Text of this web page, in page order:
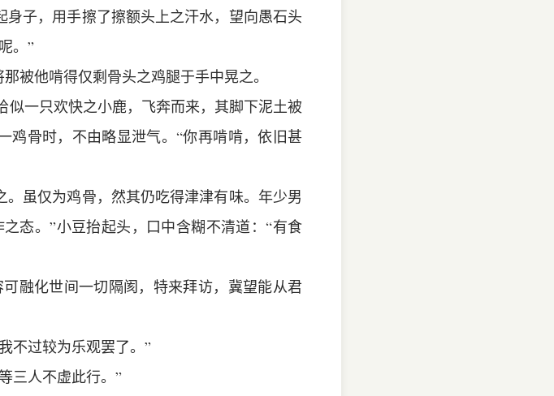
子，用手擦了擦额头上之汗水，望向愚石头
。”
被他啃得仅剩骨头之鸡腿于手中晃之。
似一只欢快之小鹿，飞奔而来，其脚下泥土被
鸡骨时，不由略显泄气。“你再啃啃，依旧甚
虽仅为鸡骨，然其仍吃得津津有味。年少男
态。”小豆抬起头，口中含糊不清道：“有食
融化世间一切隔阂，特来拜访，冀望能从君
不过较为乐观罢了。”
三人不虚此行。”